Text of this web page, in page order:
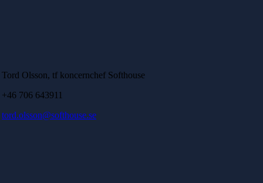
Tord Olsson, tf koncernchef Softhouse
+46 706 643911
tord.olsson@softhouse.se